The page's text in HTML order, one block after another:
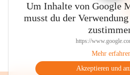
Um Inhalte von Google
musst du der
https://
Mehr
Akzeptieren und